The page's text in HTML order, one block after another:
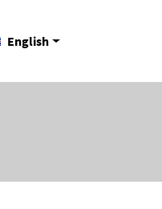
English